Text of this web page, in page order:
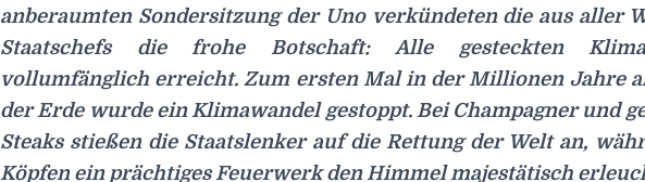
anberaumten Sondersitzung der Uno verkündeten die aus aller
Staatschefs die frohe Botschaft: Alle gesteckten
vollumfänglich erreicht. Zum ersten Mal in der Millionen Jahre
der Erde wurde ein Klimawandel gestoppt. Bei Champagner und
Steaks stießen die Staatslenker auf die Rettung der Welt an,
Köpfen ein prächtiges Feuerwerk den Himmel majestätisch